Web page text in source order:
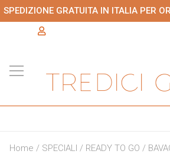
SPEDIZIONE GRATUITA IN ITALIA PER
Home / SPECIALI / READY TO GO /